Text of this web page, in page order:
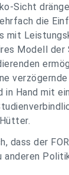
Sicht
die
mit
Modell der
in Hand mit
dass der